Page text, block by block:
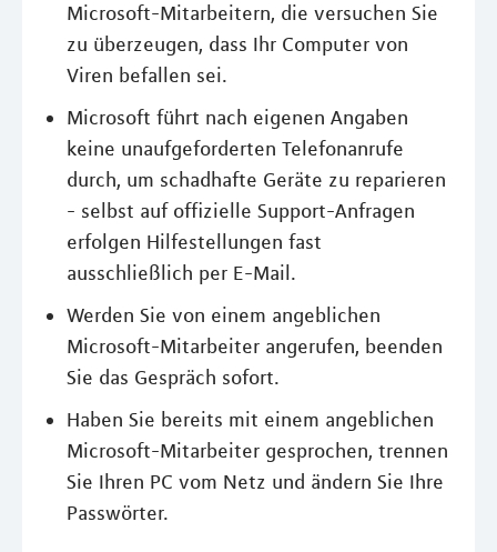
Microsoft-Mitarbeitern, die versuchen Sie
zu überzeugen, dass Ihr Computer von
Viren befallen sei.
Microsoft führt nach eigenen Angaben
keine unaufgeforderten Telefonanrufe
durch, um schadhafte Geräte zu reparieren
- selbst auf offizielle Support-Anfragen
erfolgen Hilfestellungen fast
ausschließlich per E-Mail.
Werden Sie von einem angeblichen
Microsoft-Mitarbeiter angerufen, beenden
Sie das Gespräch sofort.
Haben Sie bereits mit einem angeblichen
Microsoft-Mitarbeiter gesprochen, trennen
Sie Ihren PC vom Netz und ändern Sie Ihre
Passwörter.